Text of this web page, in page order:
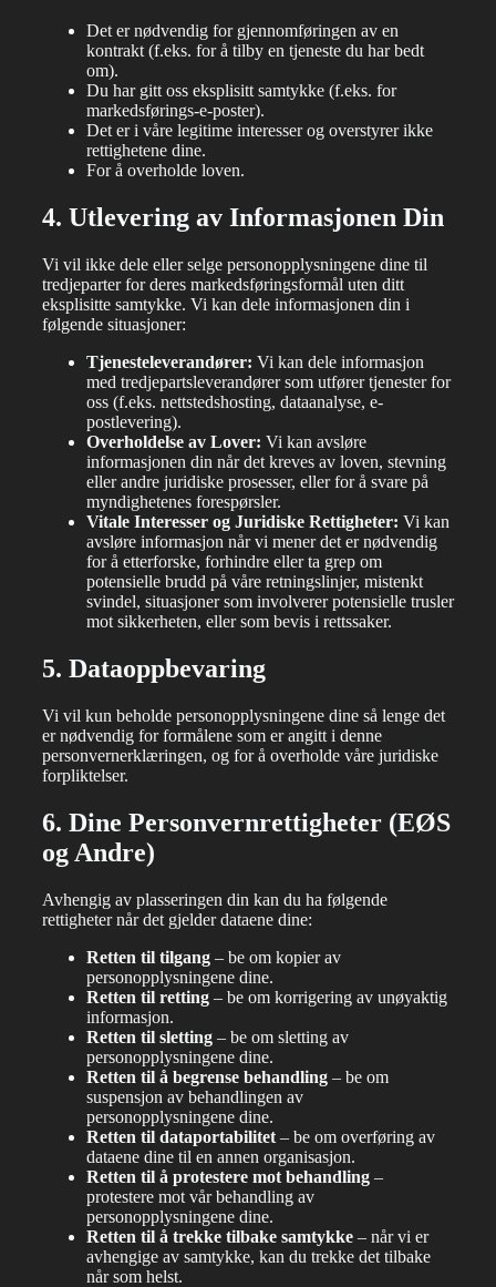
Det er nødvendig for gjennomføringen av en
kontrakt (f.eks. for å tilby en tjeneste du har bedt
om).
Du har gitt oss eksplisitt samtykke (f.eks. for
markedsførings-e-poster).
Det er i våre legitime interesser og overstyrer ikke
rettighetene dine.
For å overholde loven.
4. Utlevering av Informasjonen Din
Vi vil ikke dele eller selge personopplysningene dine til
tredjeparter for deres markedsføringsformål uten ditt
eksplisitte samtykke. Vi kan dele informasjonen din i
følgende situasjoner:
Tjenesteleverandører: Vi kan dele informasjon
med tredjepartsleverandører som utfører tjenester for
oss (f.eks. nettstedshosting, dataanalyse, e-
postlevering).
Overholdelse av Lover: Vi kan avsløre
informasjonen din når det kreves av loven, stevning
eller andre juridiske prosesser, eller for å svare på
myndighetenes forespørsler.
Vitale Interesser og Juridiske Rettigheter: Vi kan
avsløre informasjon når vi mener det er nødvendig
for å etterforske, forhindre eller ta grep om
potensielle brudd på våre retningslinjer, mistenkt
svindel, situasjoner som involverer potensielle trusler
mot sikkerheten, eller som bevis i rettssaker.
5. Dataoppbevaring
Vi vil kun beholde personopplysningene dine så lenge det
er nødvendig for formålene som er angitt i denne
personvernerklæringen, og for å overholde våre juridiske
forpliktelser.
6. Dine Personvernrettigheter (EØS
og Andre)
Avhengig av plasseringen din kan du ha følgende
rettigheter når det gjelder dataene dine:
Retten til tilgang – be om kopier av
personopplysningene dine.
Retten til retting – be om korrigering av unøyaktig
informasjon.
Retten til sletting – be om sletting av
personopplysningene dine.
Retten til å begrense behandling – be om
suspensjon av behandlingen av
personopplysningene dine.
Retten til dataportabilitet – be om overføring av
dataene dine til en annen organisasjon.
Retten til å protestere mot behandling –
protestere mot vår behandling av
personopplysningene dine.
Retten til å trekke tilbake samtykke – når vi er
avhengige av samtykke, kan du trekke det tilbake
når som helst.